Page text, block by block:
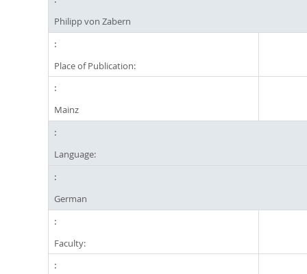
Philipp von Zabern
Place of Publication:
Mainz
Language:
German
Faculty: